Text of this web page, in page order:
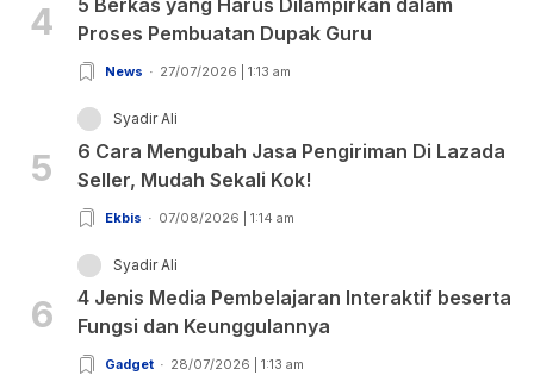
4
5 Berkas yang Harus Dilampirkan dalam
Proses Pembuatan Dupak Guru
News 27/07/2026 | 1:13 am
5
Syadir Ali
6 Cara Mengubah Jasa Pengiriman Di Lazada
Seller, Mudah Sekali Kok!
Ekbis 07/08/2026 | 1:14 am
6
Syadir Ali
4 Jenis Media Pembelajaran Interaktif beserta
Fungsi dan Keunggulannya
Gadget 28/07/2026 | 1:13 am